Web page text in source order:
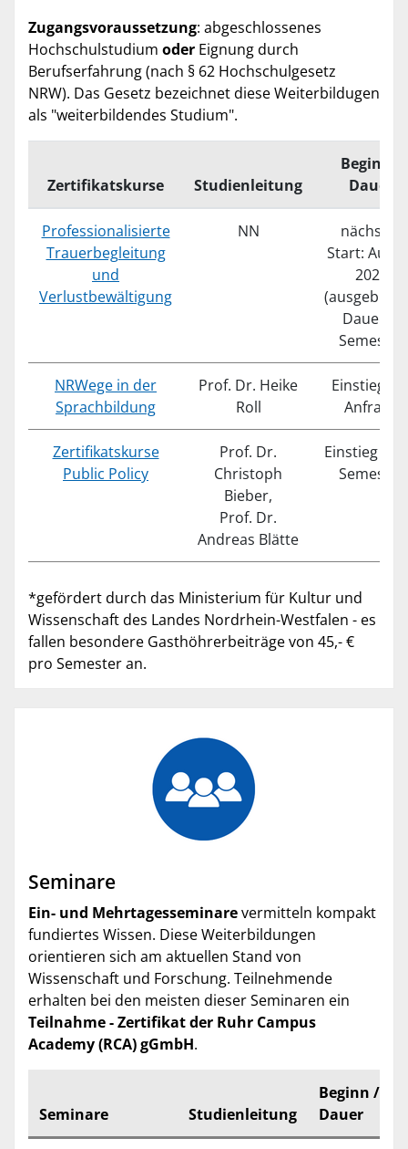
Zugangsvoraussetzung: abgeschlossenes
Hochschulstudium oder Eignung durch
Berufserfahrung (nach § 62 Hochschulgesetz
NRW). Das Gesetz bezeichnet diese Weiterbildugen
als "weiterbildendes Studium".
Zertifikatskurse Studienleitung
Beginn /
Dauer
Professionalisierte
Trauerbegleitung
und
Verlustbewältigung
NN
nächster
Start:
2023
Dauer: 2
Semester
NRWege in der
Sprachbildung
Prof. Dr. Heike
Roll
Einstieg
Anfrage
Zertifikatskurse
Public Policy
Prof. Dr.
Christoph
Bieber,
Prof. Dr.
Andreas Blätte
Einstieg
Semester
*gefördert durch das Ministerium für Kultur und
Wissenschaft des Landes Nordrhein-Westfalen - es
fallen besondere Gasthöhrerbeiträge von 45,- €
pro Semester an.
Seminare
Ein- und Mehrtagesseminarevermitteln kompakt
fundiertes Wissen. Diese Weiterbildungen
orientieren sich am aktuellen Stand von
Wissenschaft und Forschung. Teilnehmende
erhalten bei den meisten dieser Seminaren ein
Teilnahme - Zertifikat der Ruhr Campus
Academy (RCA) gGmbH.
Seminare Studienleitung
Beginn /
Dauer